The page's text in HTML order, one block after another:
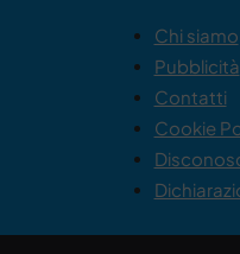
Chi siamo
Pubblicità
Contatti
Cookie